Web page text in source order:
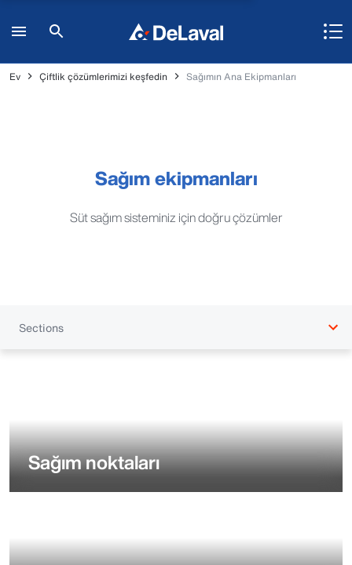
Ev Çiftlik çözümlerimizi keşfedin Sağımın Ana Ekipmanları
Sağım ekipmanları
Süt sağım sisteminiz için doğru çözümler
Sections
Sağım noktaları